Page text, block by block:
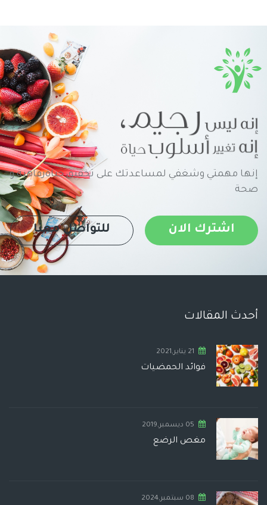
إنها مهمتي وشغفي لمساعدتك على تحقيق حياةرفاهية و
صحة
اشترك الان للتواصل معنا
أحدث المقالات
21 يناير,2021
فوائد الحمضيات
05 ديسمبر,2019
مغص الرضع
08 سبتمبر,2024